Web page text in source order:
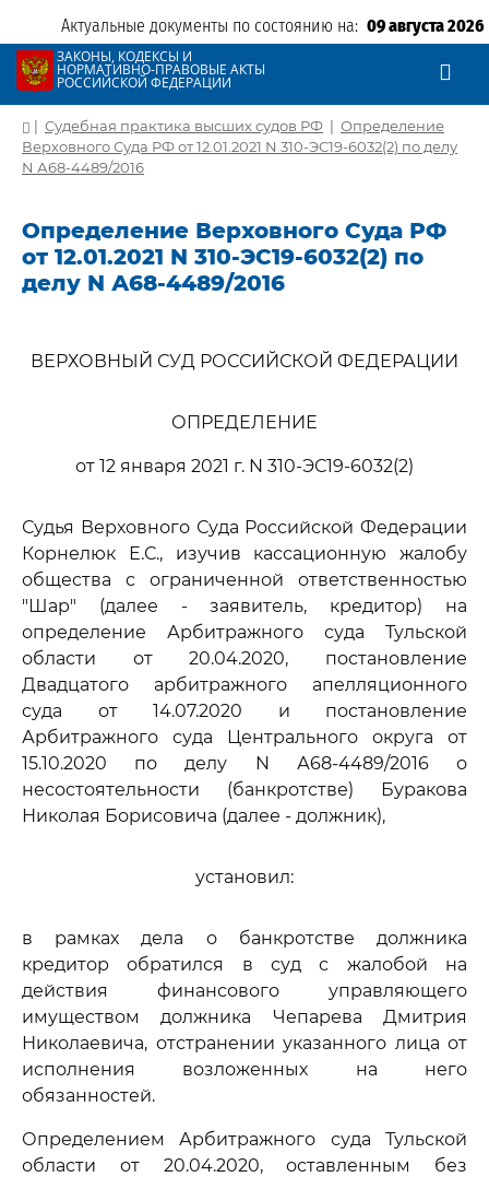
Актуальные документы по состоянию на: 09 августа 2026
ЗАКОНЫ, КОДЕКСЫ И
НОРМАТИВНО-ПРАВОВЫЕ АКТЫ
РОССИЙСКОЙ ФЕДЕРАЦИИ
| Судебная практика высших судов РФ | Определение
Верховного Суда РФ от 12.01.2021 N 310-ЭС19-6032(2) по делу
N А68-4489/2016
Определение Верховного Суда РФ
от 12.01.2021 N 310-ЭС19-6032(2) по
делу N А68-4489/2016
ВЕРХОВНЫЙ СУД РОССИЙСКОЙ ФЕДЕРАЦИИ
ОПРЕДЕЛЕНИЕ
от 12 января 2021 г. N 310-ЭС19-6032(2)
Судья Верховного Суда Российской Федерации
Корнелюк Е.С., изучив кассационную жалобу
общества с ограниченной ответственностью
"Шар" (далее - заявитель, кредитор) на
определение Арбитражного суда Тульской
области от 20.04.2020, постановление
Двадцатого арбитражного апелляционного
суда от 14.07.2020 и постановление
Арбитражного суда Центрального округа от
15.10.2020 по делу N А68-4489/2016 о
несостоятельности (банкротстве) Буракова
Николая Борисовича (далее - должник),
установил:
в рамках дела о банкротстве должника
кредитор обратился в суд с жалобой на
действия финансового управляющего
имуществом должника Чепарева Дмитрия
Николаевича, отстранении указанного лица от
исполнения возложенных на него
обязанностей.
Определением Арбитражного суда Тульской
области от 20.04.2020, оставленным без